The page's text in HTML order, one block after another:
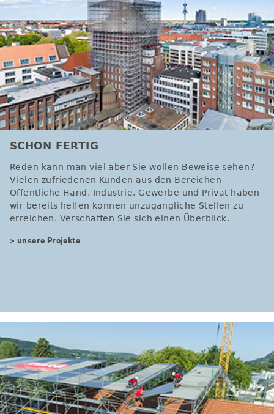
SCHON FERTIG
Reden kann man viel aber Sie wollen Beweise sehen?
Vielen zufriedenen Kunden aus den Bereichen
Öffentliche Hand, Industrie, Gewerbe und Privat haben
wir bereits helfen können unzugängliche Stellen zu
erreichen. Verschaffen Sie sich einen Überblick.
> unsere Projekte